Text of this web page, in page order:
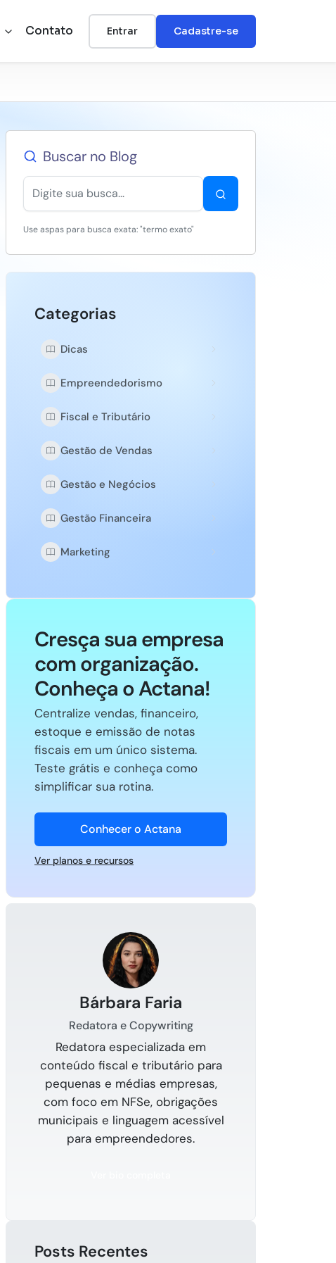
Contato Entrar Cadastre-se
Buscar no Blog
Use aspas para busca exata: "termo exato"
Categorias
Dicas
Empreendedorismo
Fiscal e Tributário
Gestão de Vendas
Gestão e Negócios
Gestão Financeira
Marketing
Cresça sua empresa
com organização.
Conheça o Actana!
Centralize vendas, financeiro,
estoque e emissão de notas
fiscais em um único sistema.
Teste grátis e conheça como
simplificar sua rotina.
Conhecer o Actana
Ver planos e recursos
Bárbara Faria
Redatora e Copywriting
Redatora especializada em
conteúdo fiscal e tributário para
pequenas e médias empresas,
com foco em NFSe, obrigações
municipais e linguagem acessível
para empreendedores.
Posts Recentes